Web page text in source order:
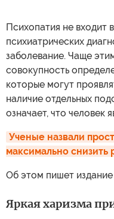
Психопатия не входит
психиатрических
заболевание. Чаще
совокупность
которые могут
наличие отдельных
означает, что человек
Ученые назвали
максимально снизить
Об этом пишет
Яркая харизма